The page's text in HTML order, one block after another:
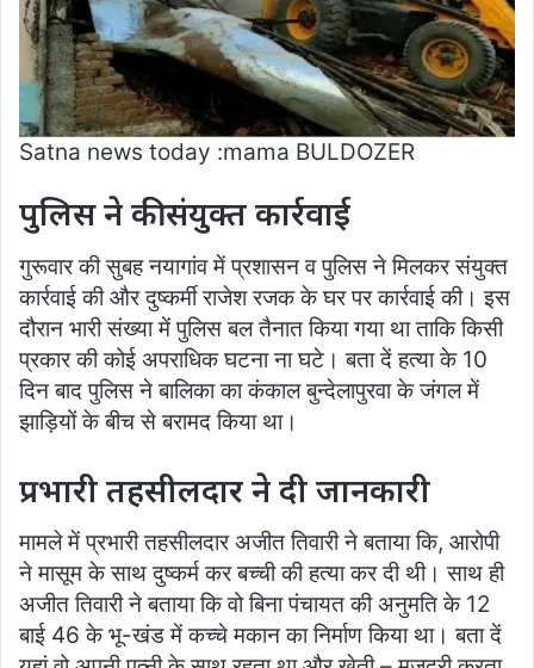
Satna news today :mama BULDOZER
पुलिस ने की संयुक्त कार्रवाई
गुरूवार की सुबह नयागांव में प्रशासन व पुलिस ने मिलकर संयुक्त
कार्रवाई की और दुष्कर्मी राजेश रजक के घर पर कार्रवाई की। इस
दौरान भारी संख्या में पुलिस बल तैनात किया गया था ताकि किसी
प्रकार की कोई अपराधिक घटना ना घटे। बता दें हत्या के 10
दिन बाद पुलिस ने बालिका का कंकाल बुन्देलापुरवा के जंगल में
झाड़ियों के बीच से बरामद किया था।
प्रभारी तहसीलदार ने दी जानकारी
मामले में प्रभारी तहसीलदार अजीत तिवारी ने बताया कि, आरोपी
ने मासूम के साथ दुष्कर्म कर बच्ची की हत्या कर दी थी। साथ ही
अजीत तिवारी ने बताया कि वो बिना पंचायत की अनुमति के 12
बाई 46 के भू-खंड में कच्चे मकान का निर्माण किया था। बता दें